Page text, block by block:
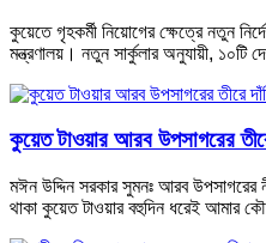
কুয়েতে গৃহকর্মী নিয়োগের ক্ষেত্রে নতুন
মন্ত্রণালয়। নতুন সার্কুলার অনুযায়ী, ১০টি
কুয়েত টাওয়ার আরব উপসাগরের
মঈন উদ্দিন সরকার সুমনঃ আরব উপসাগরের
থাকা কুয়েত টাওয়ার বহুদিন ধরেই আমার